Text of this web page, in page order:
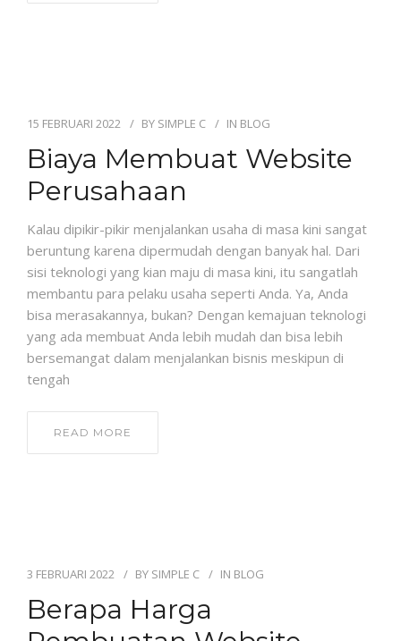
15 FEBRUARI 2022 BY SIMPLE C IN BLOG
Biaya Membuat Website
Perusahaan
Kalau dipikir-pikir menjalankan usaha di masa kini sangat
beruntung karena dipermudah dengan banyak hal. Dari
sisi teknologi yang kian maju di masa kini, itu sangatlah
membantu para pelaku usaha seperti Anda. Ya, Anda
bisa merasakannya, bukan? Dengan kemajuan teknologi
yang ada membuat Anda lebih mudah dan bisa lebih
bersemangat dalam menjalankan bisnis meskipun di
tengah
READ MORE
3 FEBRUARI 2022 BY SIMPLE C IN BLOG
Berapa Harga